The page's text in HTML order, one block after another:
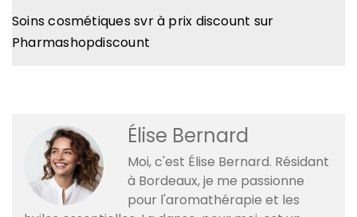
Soins cosmétiques svr à prix discount sur
Pharmashopdiscount
Élise Bernard
Moi, c'est Élise Bernard. Résidant
à Bordeaux, je me passionne
pour l'aromathérapie et les